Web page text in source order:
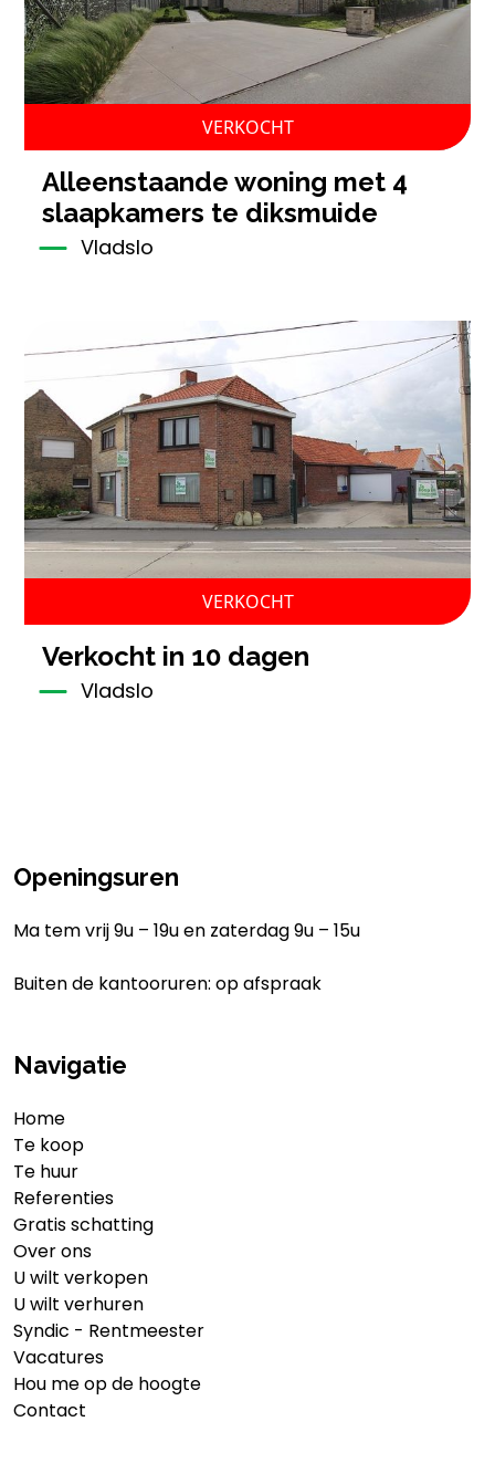
VERKOCHT
alleenstaande woning met 4
slaapkamers te diksmuide
Vladslo
VERKOCHT
verkocht in 10 dagen
Vladslo
Openingsuren
Ma tem vrij 9u – 19u en zaterdag 9u – 15u
Buiten de kantooruren: op afspraak
Navigatie
Home
Te koop
Te huur
Referenties
Gratis schatting
Over ons
U wilt verkopen
U wilt verhuren
Syndic - Rentmeester
Vacatures
Hou me op de hoogte
Contact